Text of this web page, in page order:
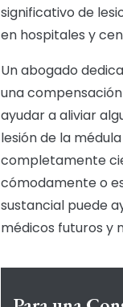
significativo de
en hospitales y
Un abogado
una
ayudar a aliviar
lesión de la
completamente
cómodamente o
sustancial puede
médicos futuros y